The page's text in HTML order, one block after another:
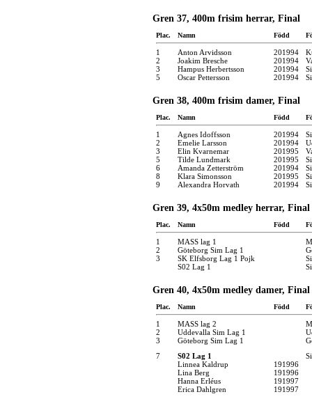
Gren 37, 400m frisim herrar, Final
Plac. Namn Född
1 Anton Arvidsson 201994
2
Joakim Bresche 201994
3
Hampus Herbertsson 201994
5
Oscar Pettersson 201994
Gren 38, 400m frisim damer, Final
Plac. Namn Född
1 Agnes Idoffsson 201994
2
Emelie Larsson 201994
3
Elin Kvarnemar 201995
5
Tilde Lundmark 201995
6
Amanda Zetterström 201994
8
Klara Simonsson 201995
9
Alexandra Horvath 201994
Gren 39, 4x50m medley herrar, Final
Plac. Namn Född
1 MASS lag 1
2
Göteborg Sim Lag 1
3
SK Elfsborg Lag 1 Pojk
S02 Lag 1
Gren 40, 4x50m medley damer, Final
Plac. Namn Född
1 MASS lag 2
2
Uddevalla Sim Lag 1
3
Göteborg Sim Lag 1
7
S02 Lag 1
Linnea Kaldrup
191996
Lina Berg
191996
Hanna Erléus
191997
Erica Dahlgren
191997